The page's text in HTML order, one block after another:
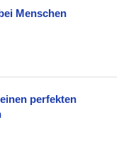
Menschen
perfekten